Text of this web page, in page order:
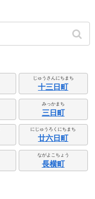
じゅうさんにちまち
十三日町
みっかまち
三日町
にじゅうろくにちまち
廿六日町
ながよこちょう
長横町